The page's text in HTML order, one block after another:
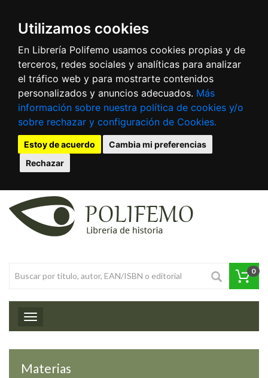
Utilizamos cookies
En Librería Polifemo usamos cookies propias y de
terceros, redes sociales y analíticas para analizar
el tráfico web y para mostrarte contenidos
personalizados y anuncios adecuados. Más
información sobre nuestra política de cookies y/o
sobre rechazar y configuración de Cookies.
Estoy de acuerdo
Cambia mi preferencias
Rechazar
0
Toggle navigation
Materias